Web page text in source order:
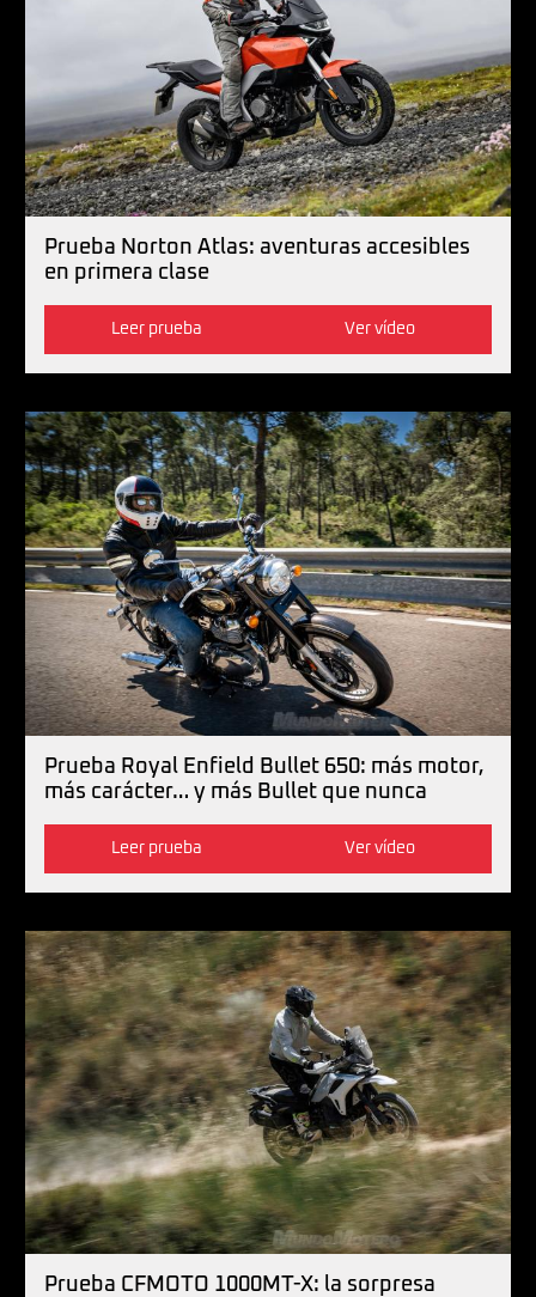
Prueba Norton Atlas: aventuras accesibles
en primera clase
Leer prueba Ver vídeo
Prueba Royal Enfield Bullet 650: más motor,
más carácter… y más Bullet que nunca
Leer prueba Ver vídeo
Prueba CFMOTO 1000MT-X: la sorpresa